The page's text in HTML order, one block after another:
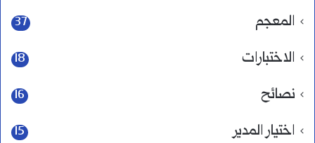
المعجم 37
الاختبارات 18
نصائح 16
اختيار المدير 15